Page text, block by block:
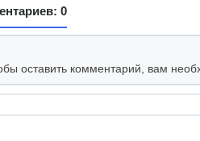
0
оставить комментарий, вам